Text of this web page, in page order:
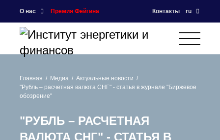
О нас Премия Фейгина Контакты ru
Главная Медиа
Актуальные новости
"Рубль – расчетная валюта СНГ" - статья в журнале "Биржевое
обозрение"
"РУБЛЬ – РАСЧЕТНАЯ
ВАЛЮТА СНГ" - СТАТЬЯ В